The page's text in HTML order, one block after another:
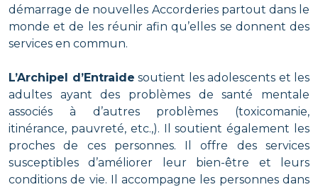
démarrage de nouvelles Accorderies partout dans le
monde et de les réunir afin qu’elles se donnent des
services en commun.
L’Archipel d’Entraide soutient les adolescents et les
adultes ayant des problèmes de santé mentale
associés à d’autres problèmes (toxicomanie,
itinérance, pauvreté, etc.,). Il soutient également les
proches de ces personnes. Il offre des services
susceptibles d’améliorer leur bien-être et leurs
conditions de vie. Il accompagne les personnes dans